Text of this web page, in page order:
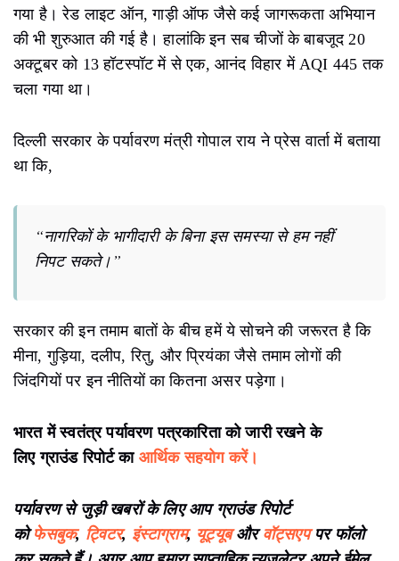
गया है।रेड लाइट ऑन, गाड़ी ऑफजैसे कई जागरूकता अभियान
की भी शुरुआत की गई है। हालांकि इन सब चीजों के बाबजूद 20
अक्टूबर को 13 हॉटस्पॉट में से एक, आनंद विहार में AQI 445 तक
चला गया था।
दिल्ली सरकार के पर्यावरण मंत्री गोपाल राय ने प्रेस वार्ता में बताया
था कि,
“नागरिकों के भागीदारी के बिना इस समस्या से हम नहीं
निपट सकते।”
सरकार की इन तमाम बातों के बीच हमें ये सोचने की जरूरत है कि
मीना, गुड़िया, दलीप, रितु, और प्रियंका जैसे तमाम लोगों की
जिंदगियों पर इन नीतियों का कितना असर पड़ेगा।
भारत में स्वतंत्र पर्यावरण पत्रकारिता को जारी रखने के
लिए ग्राउंड रिपोर्ट का आर्थिक सहयोग करें।
पर्यावरण से जुड़ी खबरों के लिए आप ग्राउंड रिपोर्ट
कोफेसबुक, ट्विटर, इंस्टाग्राम, यूट्यूबऔरवॉट्सएपपर फॉलो